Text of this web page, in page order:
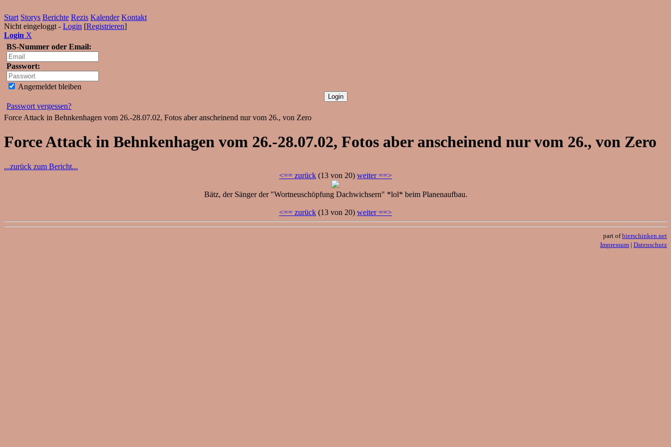
Start Storys Berichte Rezis Kalender Kontakt
Nicht eingeloggt - Login [Registrieren]
Login X
BS-Nummer oder Email:
Passwort:
Angemeldet bleiben
Passwort vergessen?
Force Attack in Behnkenhagen vom 26.-28.07.02, Fotos aber anscheinend nur vom 26., von Zero
Force Attack in Behnkenhagen vom 26.-28.07.02, Fotos aber anscheinend nur vom 26., von Zero
...zurück zum Bericht...
<== zurück (13 von 20) weiter ==>
Bätz, der Sänger der "Wortneuschöpfung Dachwichsern" *lol* beim Planenaufbau.
<== zurück (13 von 20) weiter ==>
part ofbierschinken.net
Impressum | Datenschutz